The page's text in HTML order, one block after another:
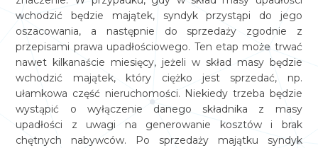
wchodzić będzie majątek, syndyk przystąpi do jego
oszacowania, a następnie do sprzedaży zgodnie z
przepisami prawa upadłościowego. Ten etap może trwać
nawet kilkanaście miesięcy, jeżeli w skład masy będzie
wchodzić majątek, który ciężko jest sprzedać, np.
ułamkowa część nieruchomości. Niekiedy trzeba będzie
wystąpić o wyłączenie danego składnika z masy
upadłości z uwagi na generowanie kosztów i brak
chętnych nabywców. Po sprzedaży majątku syndyk